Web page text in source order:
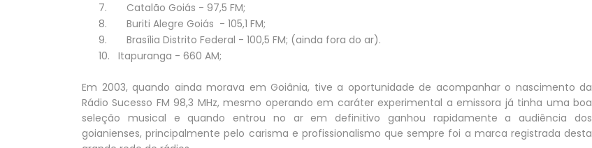
7.
Catalão Goiás - 97,5 FM;
8.
Buriti Alegre Goiás - 105,1 FM;
9.
Brasília Distrito Federal - 100,5 FM; (ainda fora do ar).
10.
Itapuranga - 660 AM;
Em 2003, quando ainda morava em Goiânia, tive a oportunidade de acompanhar o nascimento da
Rádio Sucesso FM 98,3 MHz, mesmo operando em caráter experimental a emissora já tinha uma boa
seleção musical e quando entrou no ar em definitivo ganhou rapidamente a audiência dos
goianienses, principalmente pelo carisma e profissionalismo que sempre foi a marca registrada desta